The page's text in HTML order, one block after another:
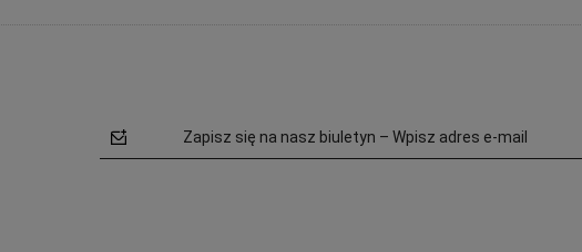
Zapisz się na nasz biuletyn – Wpisz adres e-mail